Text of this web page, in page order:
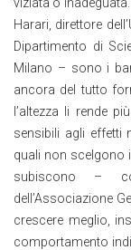
Harari, direttore
Dipartimento di
Milano – sono i
ancora del tutto
l’altezza li rende
sensibili agli effetti
quali non scelgono
subiscono –
dell’Associazione
crescere meglio,
comportamento